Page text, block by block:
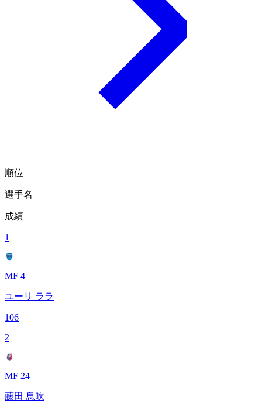
順位
選手名
成績
1
MF 4
ユーリ ララ
106
2
MF 24
藤田 息吹